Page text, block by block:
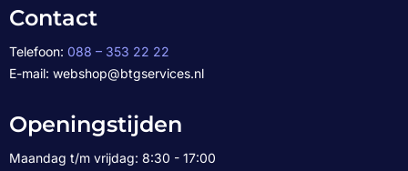
Contact
Telefoon: 088 – 353 22 22
E-mail: webshop@btgservices.nl
Openingstijden
Maandag t/m vrijdag: 8:30 - 17:00